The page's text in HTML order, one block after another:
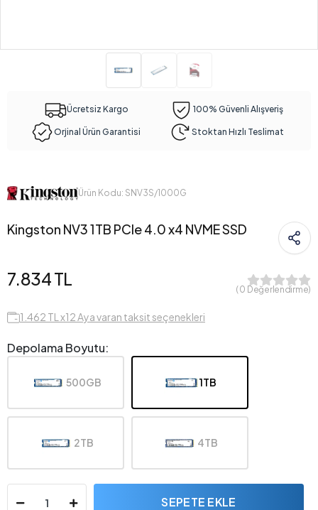
Ücretsiz Kargo 100% Güvenli Alışveriş
Orjinal Ürün Garantisi Stoktan Hızlı Teslimat
Ürün Kodu: SNV3S/1000G
Kingston NV3 1TB PCIe 4.0 x4 NVME SSD
7.834 TL
( 0 Değerlendirme)
1.462 TL x12 Aya varan taksit seçenekleri
Depolama Boyutu:
500GB 1TB
2TB 4TB
SEPETE EKLE